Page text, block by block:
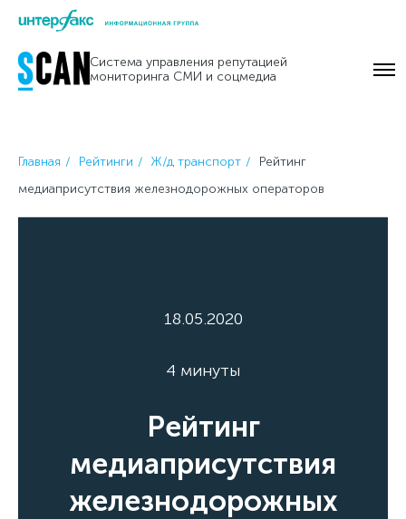
Skip
content
Система управления репутацией
мониторинга СМИ и соцмедиа
Главная Рейтинги Ж/д транспорт
Рейтинг
медиаприсутствия железнодорожных операторов
18.05.2020
4 минуты
Рейтинг
медиаприсутствия
железнодорожных